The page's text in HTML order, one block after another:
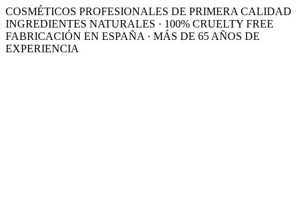
COSMÉTICOS PROFESIONALES DE PRIMERA CALIDAD
INGREDIENTES NATURALES · 100% CRUELTY FREE
FABRICACIÓN EN ESPAÑA · MÁS DE 65 AÑOS DE
EXPERIENCIA